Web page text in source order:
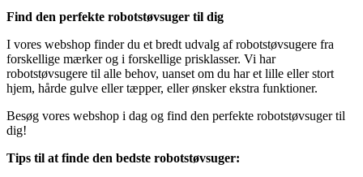
Find den perfekte robotstøvsuger til dig
I vores webshop finder du et bredt udvalg af robotstøvsugere fra
forskellige mærker og i forskellige prisklasser. Vi har
robotstøvsugere til alle behov, uanset om du har et lille eller stort
hjem, hårde gulve eller tæpper, eller ønsker ekstra funktioner.
Besøg vores webshop i dag og find den perfekte robotstøvsuger til
dig!
Tips til at finde den bedste robotstøvsuger: